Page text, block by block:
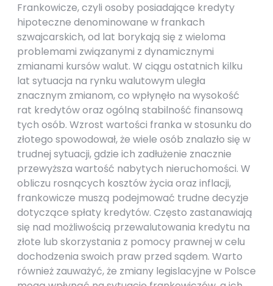
Frankowicze, czyli osoby posiadające kredyty
hipoteczne denominowane w frankach
szwajcarskich, od lat borykają się z wieloma
problemami związanymi z dynamicznymi
zmianami kursów walut. W ciągu ostatnich kilku
lat sytuacja na rynku walutowym uległa
znacznym zmianom, co wpłynęło na wysokość
rat kredytów oraz ogólną stabilność finansową
tych osób. Wzrost wartości franka w stosunku do
złotego spowodował, że wiele osób znalazło się w
trudnej sytuacji, gdzie ich zadłużenie znacznie
przewyższa wartość nabytych nieruchomości. W
obliczu rosnących kosztów życia oraz inflacji,
frankowicze muszą podejmować trudne decyzje
dotyczące spłaty kredytów. Często zastanawiają
się nad możliwością przewalutowania kredytu na
złote lub skorzystania z pomocy prawnej w celu
dochodzenia swoich praw przed sądem. Warto
również zauważyć, że zmiany legislacyjne w Polsce